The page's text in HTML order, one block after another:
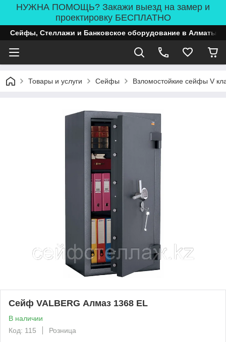
НУЖНА ПОМОЩЬ? Закажи выезд на замер и
проектировку БЕСПЛАТНО
Сейфы, Стеллажи и Банковское оборудование в Алматы
Товары и услуги Сейфы Взломостойкие сейфы V
Сейф VALBERG Алмаз 1368 EL
В наличии
Код: 115
Розница